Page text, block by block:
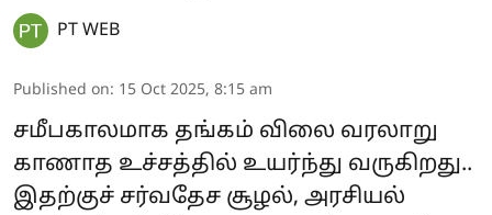
PT WEB
Published on: 15 Oct 2025, 8:15 am
சமீபகாலமாக தங்கம் விலை வரலாறு
காணாத உச்சத்தில் உயர்ந்து வருகிறது..
இதற்குச் சர்வதேச சூழல், அரசியல்